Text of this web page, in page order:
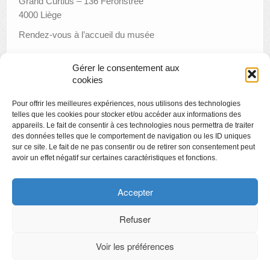
Gérer le consentement aux
cookies
Pour offrir les meilleures expériences, nous utilisons des technologies
telles que les cookies pour stocker et/ou accéder aux informations des
appareils. Le fait de consentir à ces technologies nous permettra de traiter
des données telles que le comportement de navigation ou les ID uniques
sur ce site. Le fait de ne pas consentir ou de retirer son consentement peut
avoir un effet négatif sur certaines caractéristiques et fonctions.
Accepter
Refuser
Voir les préférences
4000 Liège
Rendez-vous à l’accueil du musée
Musica Musée
Visite nocturne dans le cadre du Festival du film policier
Copyright
Politique de confidentialité
Chartes des engagements des opérateurs culturels